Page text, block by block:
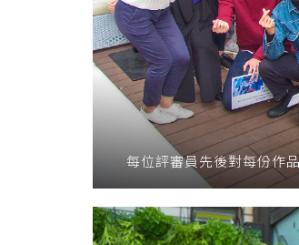
每位評審員先後對每份作